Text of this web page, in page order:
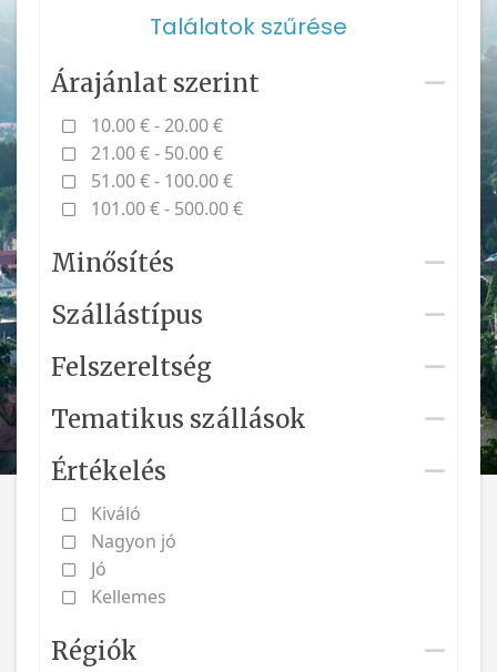
Találatok szűrése
Árajánlat szerint
10.00 € - 20.00 €
21.00 € - 50.00 €
51.00 € - 100.00 €
101.00 € - 500.00 €
Minősítés
Szállástípus
Felszereltség
Tematikus szállások
Értékelés
Kiváló
Nagyon jó
Jó
Kellemes
Régiók